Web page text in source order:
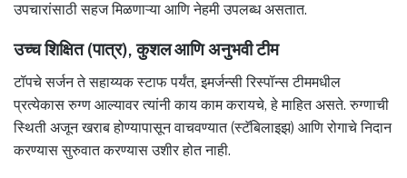
उपचारांसाठी सहज मिळणाऱ्या आणि नेहमी उपलब्ध असतात.
उच्च शिक्षित (पात्र), कुशल आणि अनुभवी टीम
टॉपचे सर्जन ते सहाय्यक स्टाफ पर्यंत, इमर्जन्सी रिस्पॉन्स टीममधील
प्रत्येकास रुग्ण आल्यावर त्यांनी काय काम करायचे, हे माहित असते. रुग्णाची
स्थिती अजून खराब होण्यापासून वाचवण्यात (स्टॅबिलाइझ) आणि रोगाचे निदान
करण्यास सुरुवात करण्यास उशीर होत नाही.